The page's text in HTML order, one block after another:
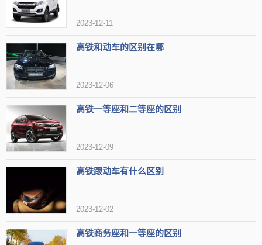
2023-12-11
高铁和动车的区别在哪
2023-12-06
高铁一等座和二等座的区别
2023-12-09
高铁跟动车有什么区别
2023-12-02
高铁商务座和一等座的区别